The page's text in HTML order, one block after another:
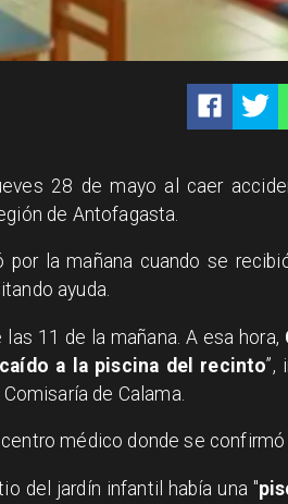
28 de mayo al caer
de Antofagasta.
por la mañana cuando se
ayuda.
11 de la mañana. A esa hora,
a la piscina del recinto”,
de Calama.
médico donde se
del jardín infantil había una "